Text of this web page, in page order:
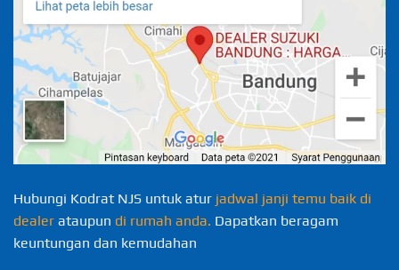
Hubungi Kodrat NJS untuk atur jadwal janji temu baik di
dealer ataupun di rumah anda. Dapatkan beragam
keuntungan dan kemudahan